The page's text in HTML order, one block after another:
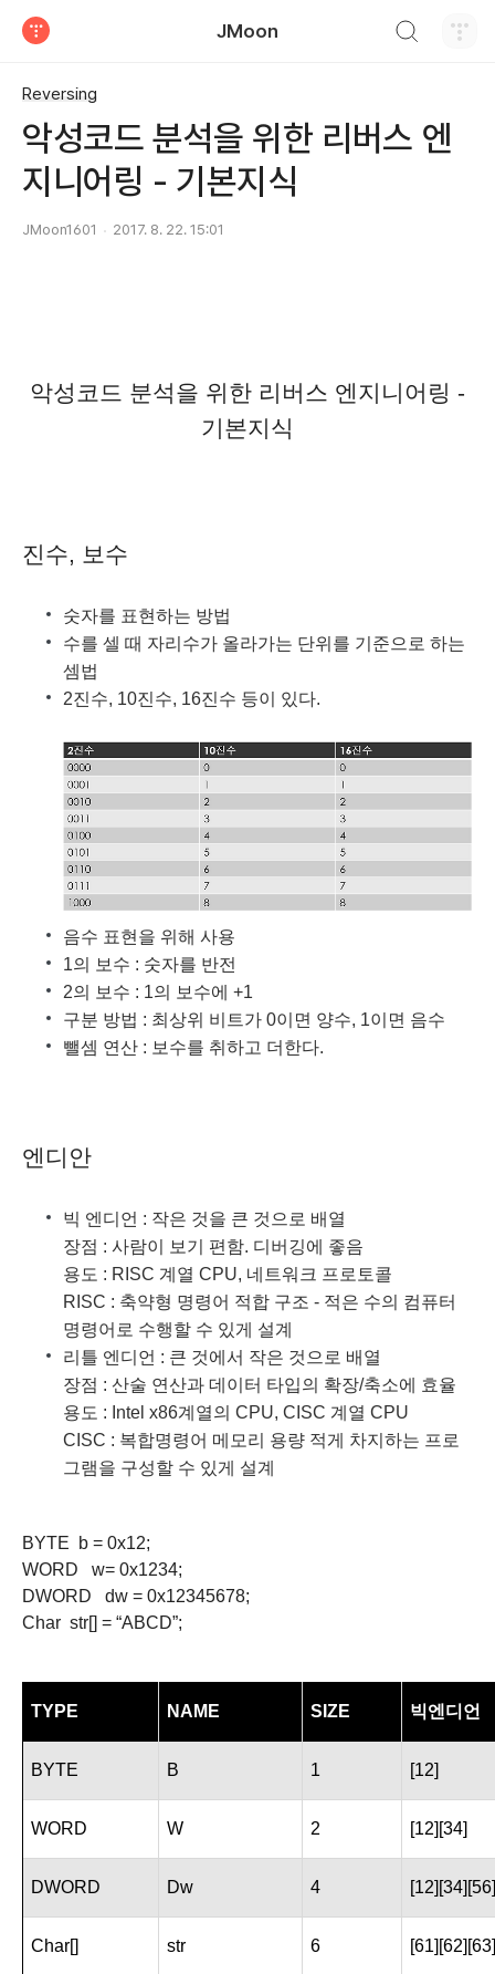
JMoon
Reversing
악성코드 분석을 위한 리버스 엔
지니어링 - 기본지식
JMoon1601 2017. 8. 22. 15:01
악성코드 분석을 위한 리버스 엔지니어링 -
기본지식
진수, 보수
숫자를 표현하는 방법
수를 셀 때 자리수가 올라가는 단위를 기준으로 하는
셈법
2진수, 10진수, 16진수 등이 있다.
음수 표현을 위해 사용
1의 보수 : 숫자를 반전
2의 보수 : 1의 보수에 +1
구분 방법 : 최상위 비트가 0이면 양수, 1이면 음수
뺄셈 연산 : 보수를 취하고 더한다.
엔디안
빅 엔디언 : 작은 것을 큰 것으로 배열
장점 : 사람이 보기 편함. 디버깅에 좋음
용도 : RISC 계열 CPU, 네트워크 프로토콜
RISC : 축약형 명령어 적합 구조 - 적은 수의 컴퓨터
명령어로 수행할 수 있게 설계
리틀 엔디언 : 큰 것에서 작은 것으로 배열
장점 : 산술 연산과 데이터 타입의 확장/축소에 효율
용도 : Intel x86계열의 CPU, CISC 계열 CPU
CISC : 복합명령어 메모리 용량 적게 차지하는 프로
그램을 구성할 수 있게 설계
BYTE b = 0x12;
WORD w= 0x1234;
DWORD dw = 0x12345678;
Char str[] = “ABCD”;
TYPE NAME SIZE 빅엔디언
BYTE B 1 [12]
WORD W 2 [12][34]
DWORD Dw 4
Char[] str 6